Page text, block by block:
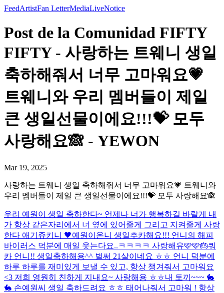
FeedArtistFan LetterMediaLiveNotice
Post de la Comunidad FIFTY
FIFTY - 사랑하는 트웨니 생일
축하해줘서 너무 고마워요💗
트웨니와 우리 멤버들이 제일
큰 생일선물이에요!!!💝 모두
사랑해요🙈 - YEWON
Mar 19, 2025
사랑하는 트웨니 생일 축하해줘서 너무 고마워요💗 트웨니와
우리 멤버들이 제일 큰 생일선물이에요!!!💝 모두 사랑해요🙈
우리 예원이 생일 축하한다~ 언제나 너가 행복하길 바랄게 내
가 항상 같은자리에서 너 옆에 있어줄게 그리고 지켜줄게 사랑
한다 애기쥬키니 🖤예원이온니 생일추카해요!!! 언니의 해피
바이러스 덕분에 매일 웃는다요..ㅋㅋㅋㅋ 사랑해유🩷🩷🎂쿼
카 언니!! 생일축하해용^^ 벌써 21살이네요 ㅎㅎ 언니 덕분에
하루 하루를 재미있게 보낼 수 있고, 항상 챙겨줘서 고마워요
<3 저희 영원히 친하게 지내요~ 사랑해용 ㅎㅎ내 토끼~~~ 🐇
🐇 손예원씨 생일 축하드려요 ㅎㅎ 태어나줘서 고마워 ! 항상